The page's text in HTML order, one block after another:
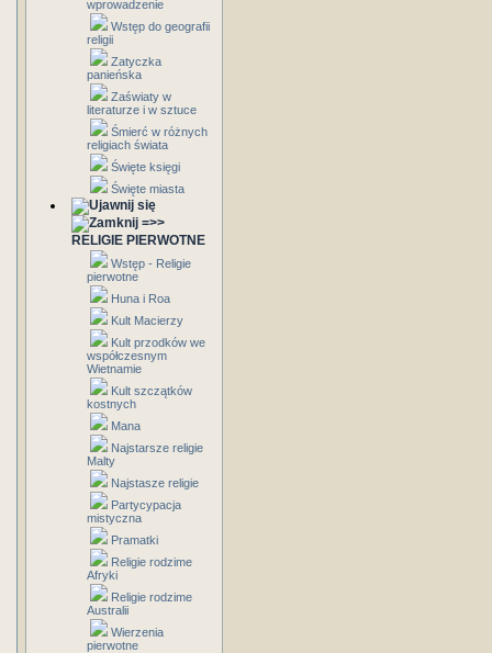
wprowadzenie
Wstęp do geografii
religii
Zatyczka
panieńska
Zaświaty w
literaturze i w sztuce
Śmierć w różnych
religiach świata
Święte księgi
Święte miasta
=>>
RELIGIE PIERWOTNE
Wstęp - Religie
pierwotne
Huna i Roa
Kult Macierzy
Kult przodków we
współczesnym
Wietnamie
Kult szczątków
kostnych
Mana
Najstarsze religie
Malty
Najstasze religie
Partycypacja
mistyczna
Pramatki
Religie rodzime
Afryki
Religie rodzime
Australii
Wierzenia
pierwotne